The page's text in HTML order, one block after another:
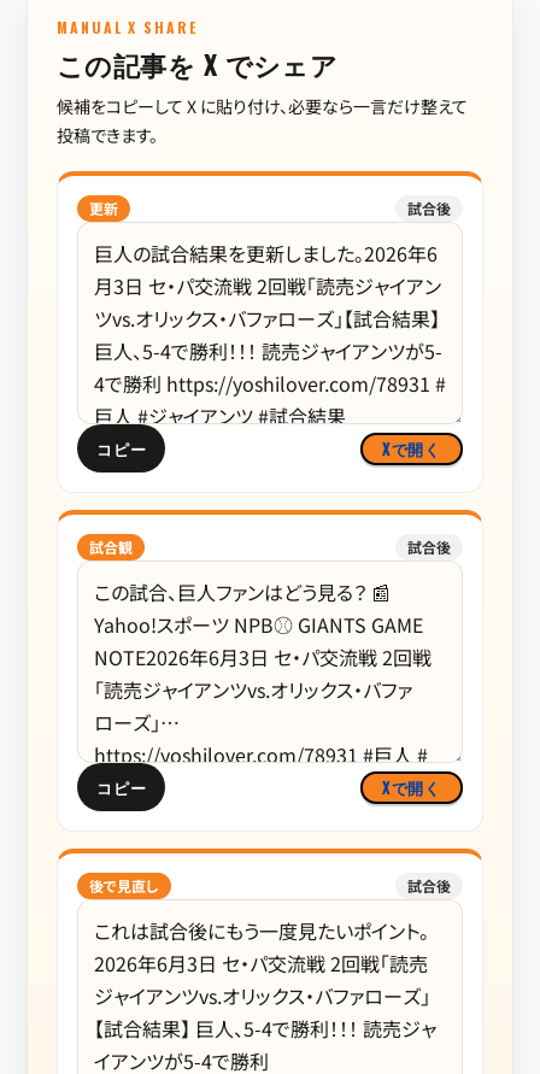
MANUAL X SHARE
この記事を X でシェア
候補をコピーして X に貼り付け、必要なら一言だけ整えて
投稿できます。
更新 試合後
コピー Xで開く
試合観 試合後
コピー Xで開く
後で見直し 試合後